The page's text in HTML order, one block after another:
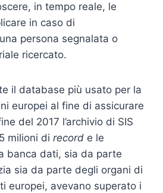
in tempo reale, le
in caso di
persona segnalata o
ricercato.
il database più usato per la
europei al fine di assicurare
del 2017 l’archivio di SIS
milioni di record e le
banca dati, sia da parte
sia da parte degli organi di
europei, avevano superato i